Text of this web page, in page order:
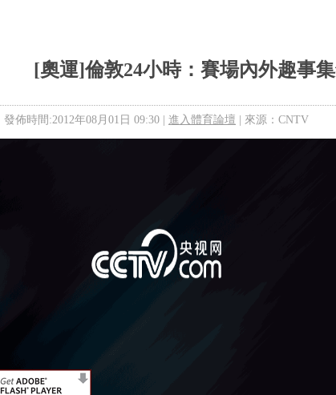
[奧運]倫敦24小時：賽場內外趣事
發佈時間:2012年08月01日 09:30 | 進入體育論壇 | 來源：CNTV